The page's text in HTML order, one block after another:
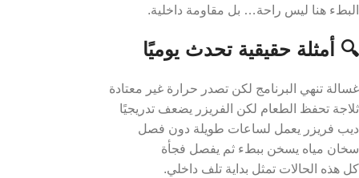
البطء هنا ليس راحة… بل مقاومة داخلية.
🔍 أمثلة حقيقية تحدث يوميًا
غسالة تنهي البرنامج لكن تصدر حرارة غير معتادة
ثلاجة تحفظ الطعام لكن الفريزر يضعف تدريجيًا
ديب فريزر يعمل لساعات طويلة دون فصل
سخان مياه يسخن ببطء ثم يفصل فجأة
كل هذه الحالات تمثل بداية تلف داخلي.